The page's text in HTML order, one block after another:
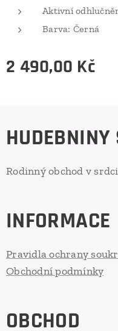
Aktivní
Barva: Černá
2 490,00 Kč
HUDEBNINY
Rodinný obchod v
INFORMACE
Pravidla ochrany
Obchodní podmínky
OBCHOD